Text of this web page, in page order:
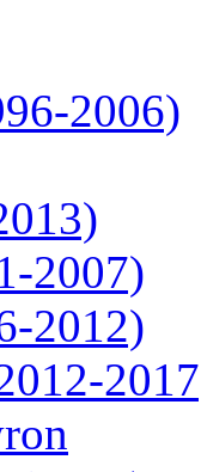
2006)
2007)
2012)